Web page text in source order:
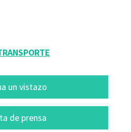
un vistazo
de prensa